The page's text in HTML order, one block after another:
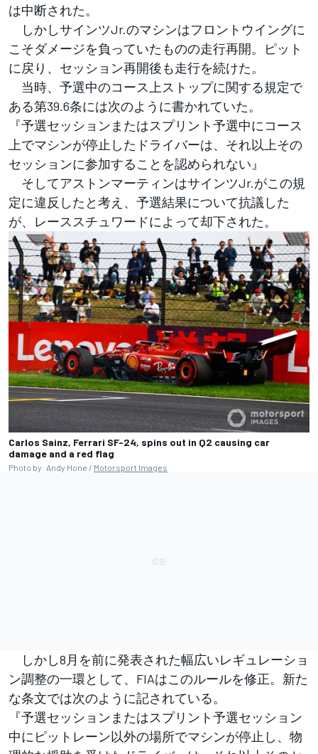
は中断された。
しかしサインツJr.のマシンはフロントウイングに
こそダメージを負っていたものの走行再開。ピット
に戻り、セッション再開後も走行を続けた。
当時、予選中のコース上ストップに関する規定で
ある第39.6条には次のように書かれていた。
『予選セッションまたはスプリント予選中にコース
上でマシンが停止したドライバーは、それ以上その
セッションに参加することを認められない』
そしてアストンマーティンはサインツJr.がこの規
定に違反したと考え、予選結果について抗議した
が、レーススチュワードによって却下された。
Carlos Sainz, Ferrari SF-24, spins out in Q2 causing car
damage and a red flag
Photo by: Andy Hone / Motorsport Images
しかし8月を前に発表された幅広いレギュレーショ
ン調整の一環として、FIAはこのルールを修正。新た
な条文では次のように記されている。
『予選セッションまたはスプリント予選セッション
中にピットレーン以外の場所でマシンが停止し、物